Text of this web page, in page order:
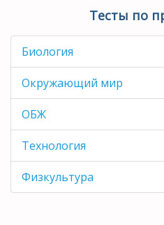
Тесты по
Биология
Окружающий мир
ОБЖ
Технология
Физкультура